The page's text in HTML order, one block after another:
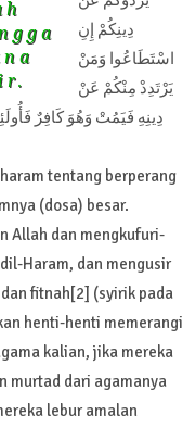
دِينِكُمْ إِنِ
اسْتَطَاعُوا وَمَنْ
يَرْتَدِدْ مِنْكُمْ عَنْ
دِينِهِ فَيَمُتْ وَهُوَ كَافِرٌ
tentang berperang
(dosa) besar.
Allah dan mengkufuri-
Haram, dan mengusir
fitnah[2] (syirik pada
henti-henti memerangi
kalian, jika mereka
murtad dari agamanya
lebur amalan